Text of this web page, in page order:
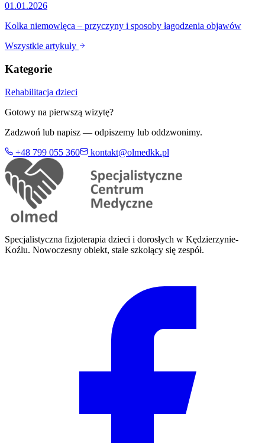
01.01.2026
Kolka niemowlęca – przyczyny i sposoby łagodzenia objawów
Wszystkie artykuły
Kategorie
Rehabilitacja dzieci
Gotowy na pierwszą wizytę?
Zadzwoń lub napisz — odpiszemy lub oddzwonimy.
+48 799 055 360
kontakt@olmedkk.pl
Specjalistyczna fizjoterapia dzieci i dorosłych w Kędzierzynie-
Koźlu. Nowoczesny obiekt, stale szkolący się zespół.